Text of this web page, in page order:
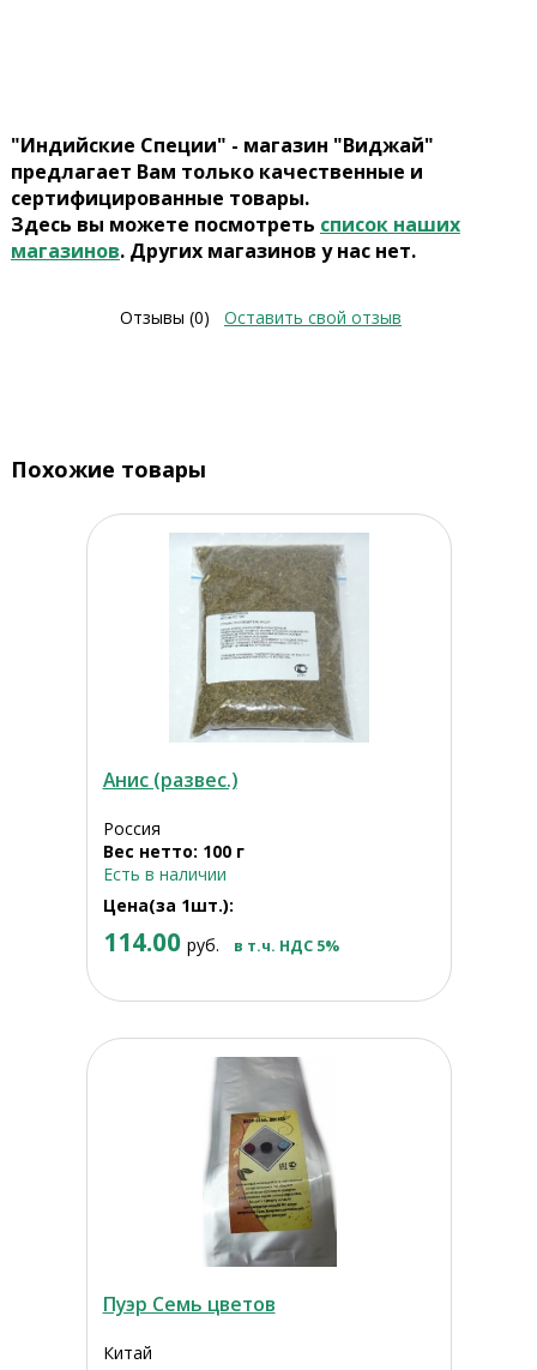
"Индийские Специи" - магазин "Виджай"
предлагает Вам только качественные и
сертифицированные товары.
Здесь вы можете посмотреть список наших
магазинов. Других магазинов у нас нет.
Отзывы (0) Оставить свой отзыв
Похожие товары
Анис (развес.)
Россия
Вес нетто: 100 г
Есть в наличии
Цена(за 1шт.):
114.00 руб. в т.ч. НДС 5%
Пуэр Семь цветов
Китай